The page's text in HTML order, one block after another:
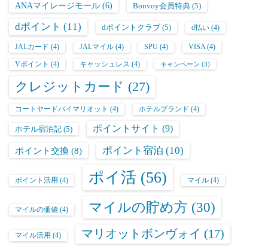
ANAマイレージモール (6) Bonvoy会員特典 (5)
dポイント (11) dポイントクラブ (5) d払い (4)
JALカード (4) JALマイル (4) SPU (4) VISA(4)
Vポイント (4) キャッシュレス (4) キャンペーン (3)
クレジットカード (27)
コートヤードバイマリオット (4) ホテルブランド (4)
ホテル宿泊記 (5) ポイントサイト (9)
ポイント交換 (8) ポイント宿泊 (10)
ポイント活用 (4) ポイ活 (56) マイル (4)
マイルの価値 (4) マイルの貯め方 (30)
マイル活用 (4) マリオットボンヴォイ (17)